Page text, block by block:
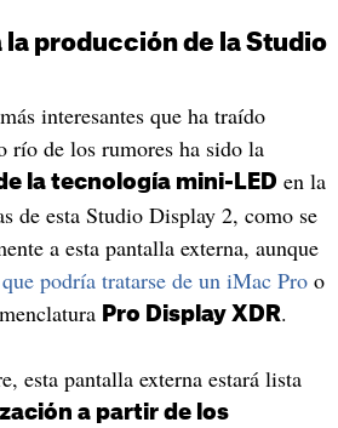
la producción de la Studio
interesantes que ha traído
río de los rumores ha sido la
la tecnología mini-LED en la
de esta Studio Display 2, como se
a esta pantalla externa, aunque
podría tratarse de un iMac Proo
Pro Display XDR.
esta pantalla externa estará lista
a partir de los